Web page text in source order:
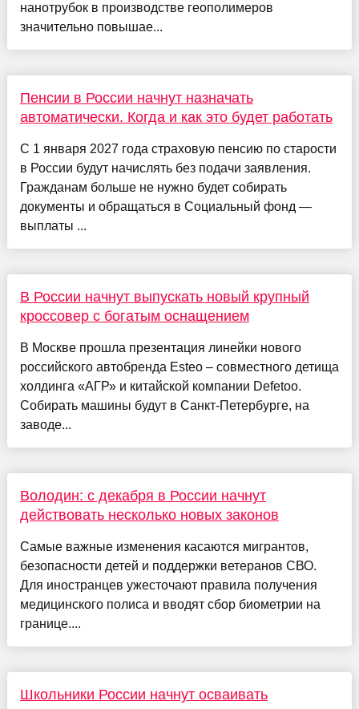
нанотрубок в производстве геополимеров
значительно повышае...
Пенсии в России начнут назначать
автоматически. Когда и как это будет работать
С 1 января 2027 года страховую пенсию по старости
в России будут начислять без подачи заявления.
Гражданам больше не нужно будет собирать
документы и обращаться в Социальный фонд —
выплаты ...
В России начнут выпускать новый крупный
кроссовер с богатым оснащением
В Москве прошла презентация линейки нового
российского автобренда Esteo – совместного детища
холдинга «АГР» и китайской компании Defetoo.
Собирать машины будут в Санкт-Петербурге, на
заводе...
Володин: с декабря в России начнут
действовать несколько новых законов
Самые важные изменения касаются мигрантов,
безопасности детей и поддержки ветеранов СВО.
Для иностранцев ужесточают правила получения
медицинского полиса и вводят сбор биометрии на
границе....
Школьники России начнут осваивать